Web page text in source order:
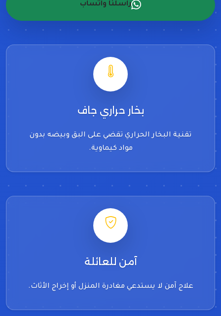
راسلنا واتساب
بخار حراري جاف
تقنية البخار الحراري تقضي على البق وبيضه بدون
مواد كيماوية.
آمن للعائلة
علاج آمن لا يستدعي مغادرة المنزل أو إخراج الأثاث.